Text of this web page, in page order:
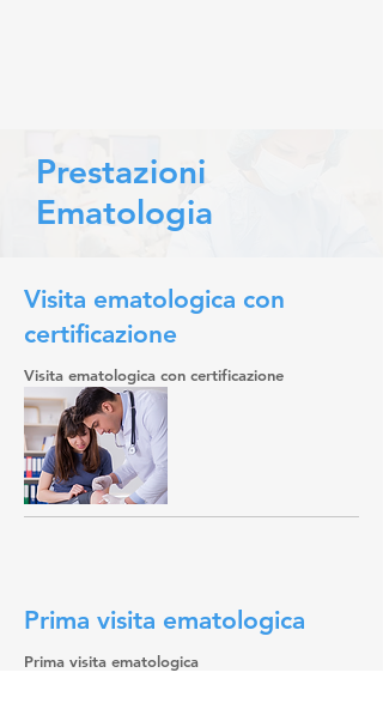
Prestazioni
Ematologia
Visita ematologica con
certificazione
Visita ematologica con certificazione
Prima visita ematologica
Prima visita ematologica